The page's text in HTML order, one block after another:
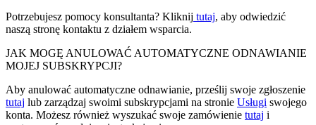
Potrzebujesz pomocy konsultanta? Kliknij tutaj, aby odwiedzić
naszą stronę kontaktu z działem wsparcia.
JAK MOGĘ ANULOWAĆ AUTOMATYCZNE ODNAWIANIE
MOJEJ SUBSKRYPCJI?
Aby anulować automatyczne odnawianie, prześlij swoje zgłoszenie
tutaj lub zarządzaj swoimi subskrypcjami na stronie Usługi swojego
konta. Możesz również wyszukać swoje zamówienie tutaj i